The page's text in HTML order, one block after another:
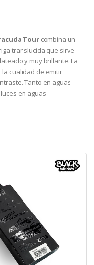
Tour combina un
translucida que sirve
y muy brillante. La
la cualidad de emitir
Tanto en aguas
en aguas